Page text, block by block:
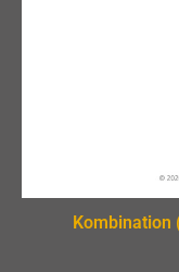
Kombination